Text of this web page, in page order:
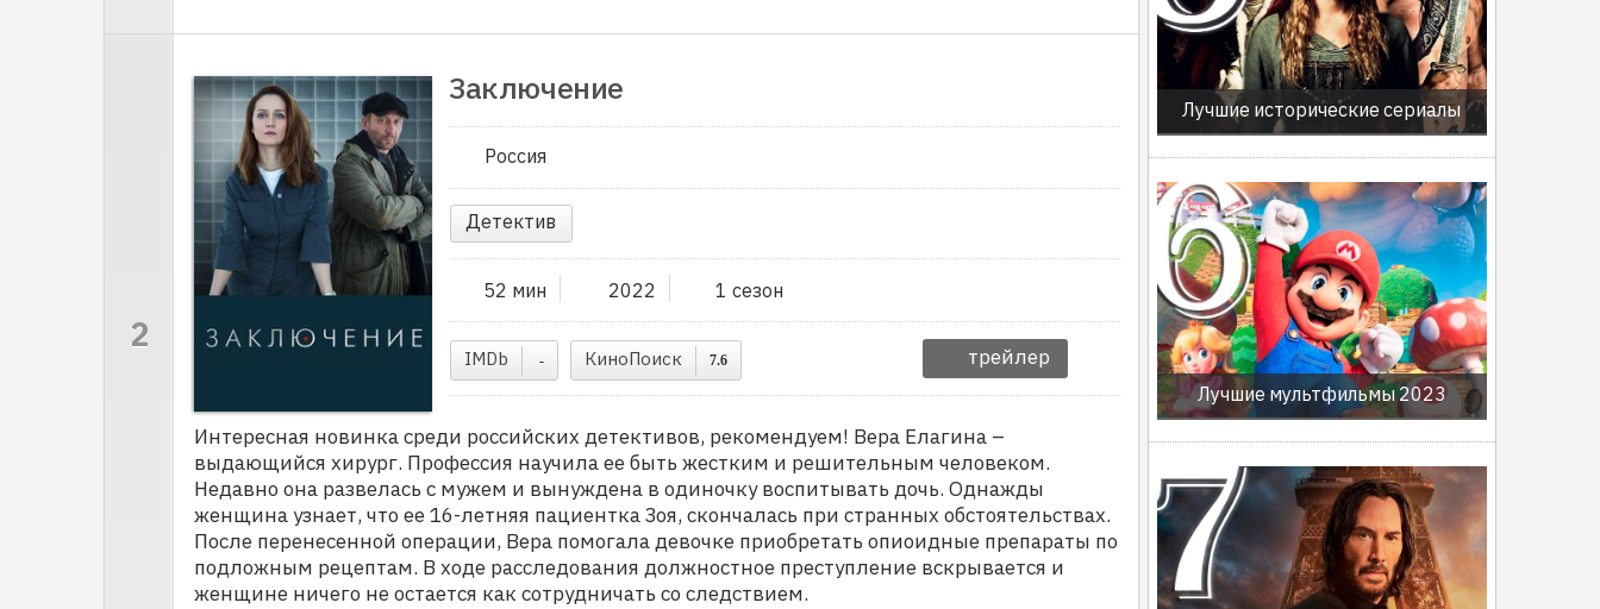
Заключение
Россия
Детектив
52 мин 2022 1 сезон
IMDb - КиноПоиск 7.6 трейлер
Интересная новинка среди российских детективов, рекомендуем! Вера Елагина –
выдающийся хирург. Профессия научила ее быть жестким и решительным человеком.
Недавно она развелась с мужем и вынуждена в одиночку воспитывать дочь. Однажды
женщина узнает, что ее 16-летняя пациентка Зоя, скончалась при странных обстоятельствах.
После перенесенной операции, Вера помогала девочке приобретать опиоидные препараты по
подложным рецептам. В ходе расследования должностное преступление вскрывается и
женщине ничего не остается как сотрудничать со следствием.
Лучшие исторические сериалы
Лучшие мультфильмы 2023